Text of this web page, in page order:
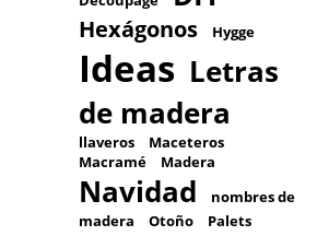
Hexágonos Hygge
Ideas Letras
de madera
llaveros
Maceteros
Macramé
Madera
Navidad
nombres de
madera
Otoño Palets